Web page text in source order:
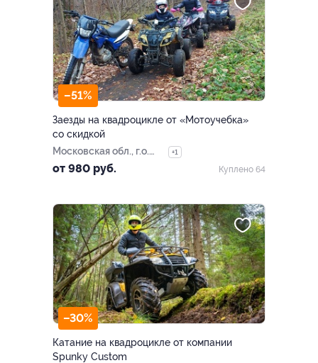
–51%
Заезды на квадроцикле от «Мотоучебка»
со скидкой
Московская обл., г.о.
Мытищи, дер.
+1
от 980 руб. Куплено 64
–30%
Катание на квадроцикле от компании
Spunky Custom